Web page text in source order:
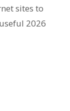
sites to
2026